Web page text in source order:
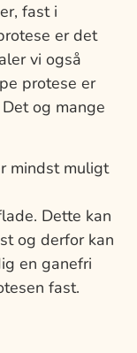
fast i
er det
vi også
protese er
og mange
mindst muligt
Dette kan
og derfor kan
en ganefri
fast.